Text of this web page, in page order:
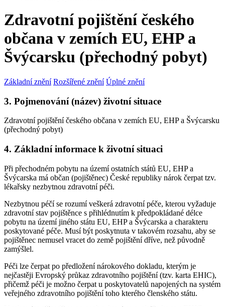
Zdravotní pojištění českého
občana v zemích EU, EHP a
Švýcarsku (přechodný pobyt)
Základní znění Rozšířené znění Úplné znění
3. Pojmenování (název) životní situace
Zdravotní pojištění českého občana v zemích EU, EHP a Švýcarsku
(přechodný pobyt)
4. Základní informace k životní situaci
Při přechodném pobytu na území ostatních států EU, EHP a
Švýcarska má občan (pojištěnec) České republiky nárok čerpat tzv.
lékařsky nezbytnou zdravotní péči.
Nezbytnou péčí se rozumí veškerá zdravotní péče, kterou vyžaduje
zdravotní stav pojištěnce s přihlédnutím k předpokládané délce
pobytu na území jiného státu EU, EHP a Švýcarska a charakteru
poskytované péče. Musí být poskytnuta v takovém rozsahu, aby se
pojištěnec nemusel vracet do země pojištění dříve, než původně
zamýšlel.
Péči lze čerpat po předložení nárokového dokladu, kterým je
nejčastěji Evropský průkaz zdravotního pojištění (tzv. karta EHIC),
přičemž péči je možno čerpat u poskytovatelů napojených na systém
veřejného zdravotního pojištění toho kterého členského státu.